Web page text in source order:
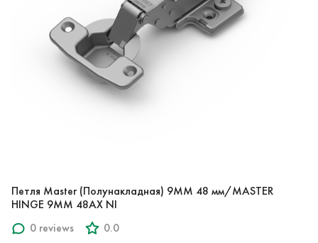
Петля Master (Полунакладная) 9ММ 48 мм/MASTER
HINGE 9MM 48AX NI
0 reviews
0.0